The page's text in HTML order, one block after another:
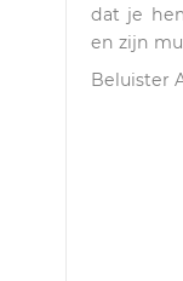
dat je
en zijn
Beluister